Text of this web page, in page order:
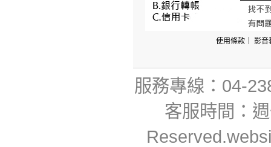
使用條款 影音
服務專線：04-
客服時間：